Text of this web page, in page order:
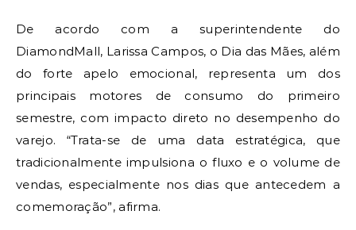
De acordo com a superintendente do
DiamondMall, Larissa Campos, o Dia das Mães, além
do forte apelo emocional, representa um dos
principais motores de consumo do primeiro
semestre, com impacto direto no desempenho do
varejo. “Trata-se de uma data estratégica, que
tradicionalmente impulsiona o fluxo e o volume de
vendas, especialmente nos dias que antecedem a
comemoração”, afirma.